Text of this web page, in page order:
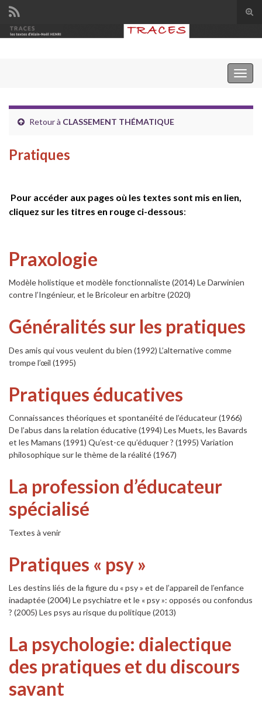
Search for:
Retour à CLASSEMENT THÉMATIQUE
Pratiques
Pour accéder aux pages où les textes sont mis en lien,
cliquez sur les titres en rouge ci-dessous:
Praxologie
Modèle holistique et modèle fonctionnaliste (2014) Le Darwinien
contre l’Ingénieur, et le Bricoleur en arbitre (2020)
Généralités sur les pratiques
Des amis qui vous veulent du bien (1992) L’alternative comme
trompe l’œil (1995)
Pratiques éducatives
Connaissances théoriques et spontanéité de l’éducateur (1966)
De l’abus dans la relation éducative (1994) Les Muets, les Bavards
et les Mamans (1991) Qu’est-ce qu’éduquer ? (1995) Variation
philosophique sur le thème de la réalité (1967)
La profession d’éducateur
spécialisé
Textes à venir
Pratiques « psy »
Les destins liés de la figure du « psy » et de l’appareil de l’enfance
inadaptée (2004) Le psychiatre et le « psy »: opposés ou confondus
? (2005) Les psys au risque du politique (2013)
La psychologie: dialectique
des pratiques et du discours
savant